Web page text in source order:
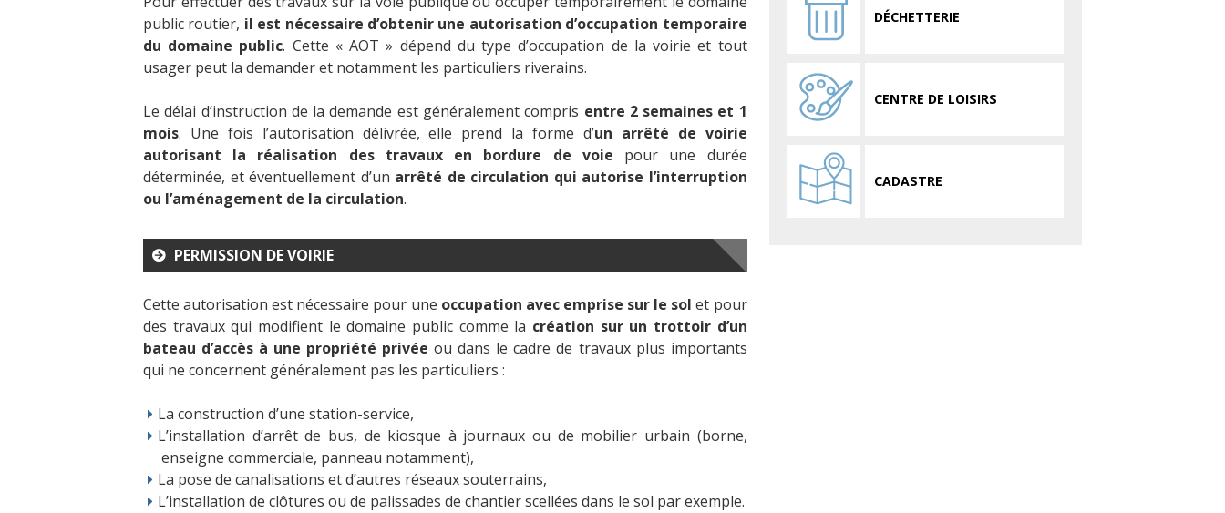
public routier, il est nécessaire d’obtenir une autorisation d’occupation temporaire
du domaine public. Cette « AOT » dépend du type d’occupation de la voirie et tout
usager peut la demander et notamment les particuliers riverains.
Le délai d’instruction de la demande est généralement compris entre 2 semaines et 1
mois. Une fois l’autorisation délivrée, elle prend la forme d’un arrêté de voirie
autorisant la réalisation des travaux en bordure de voie pour une durée
déterminée, et éventuellement d’un arrêté de circulation qui autorise l’interruption
ou l’aménagement de la circulation.
PERMISSION DE VOIRIE
Cette autorisation est nécessaire pour une occupation avec emprise sur le sol et pour
des travaux qui modifient le domaine public comme la création sur un trottoir d’un
bateau d’accès à une propriété privée ou dans le cadre de travaux plus importants
qui ne concernent généralement pas les particuliers :
La construction d’une station-service,
L’installation d’arrêt de bus, de kiosque à journaux ou de mobilier urbain (borne,
enseigne commerciale, panneau notamment),
La pose de canalisations et d’autres réseaux souterrains,
L’installation de clôtures ou de palissades de chantier scellées dans le sol par exemple.
DÉCHETTERIE
CENTRE DE LOISIRS
CADASTRE